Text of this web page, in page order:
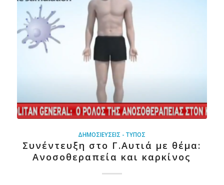
ΔΗΜΟΣΙΕΎΣΕΙΣ - ΤΎΠΟΣ
Συνέντευξη στο Γ.Αυτιά με θέμα:
Ανοσοθεραπεία και καρκίνος